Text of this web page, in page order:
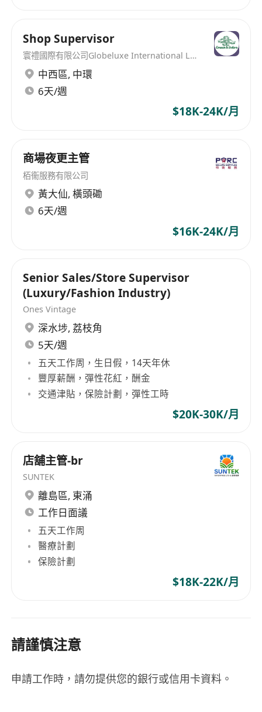
Shop Supervisor
寰禮國際有限公司Globeluxe International Limited
中西區, 中環
6天/週
$18K-24K/月
商場夜更主管
栢衞服務有限公司
黃大仙, 橫頭磡
6天/週
$16K-24K/月
Senior Sales/Store Supervisor
(Luxury/Fashion Industry)
Ones Vintage
深水埗, 荔枝角
5天/週
五天工作周，生日假，14天年休
豐厚薪酬，彈性花紅，酬金
交通津貼，保險計劃，彈性工時
$20K-30K/月
店舖主管-br
SUNTEK
離島區, 東涌
工作日面議
五天工作周
醫療計劃
保險計劃
$18K-22K/月
請謹慎注意
申請工作時，請勿提供您的銀行或信用卡資料。